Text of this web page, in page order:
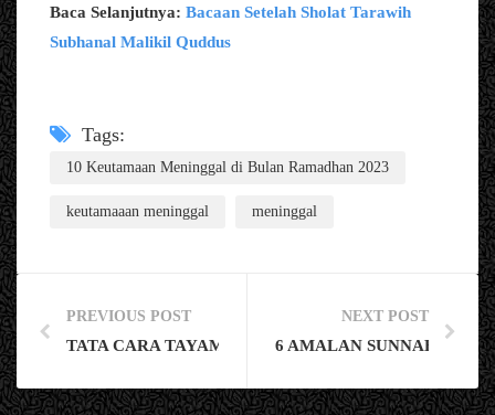
Baca Selanjutnya: Bacaan Setelah Sholat Tarawih
Subhanal Malikil Quddus
Tags:
10 Keutamaan Meninggal di Bulan Ramadhan 2023
keutamaaan meninggal meninggal
PREVIOUS POST
TATA CARA TAYAMUM DI TEMBOK, DOA, SYARAT
NEXT POST
6 AMALAN SUNNAH